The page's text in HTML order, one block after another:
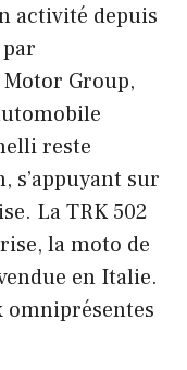
activité depuis
Group,
reste
s’appuyant sur
La TRK 502
la moto de
en Italie.
omniprésentes